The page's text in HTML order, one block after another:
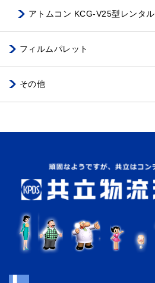
アトムコン KCG-V25型レンタル
フィルムパレット
その他